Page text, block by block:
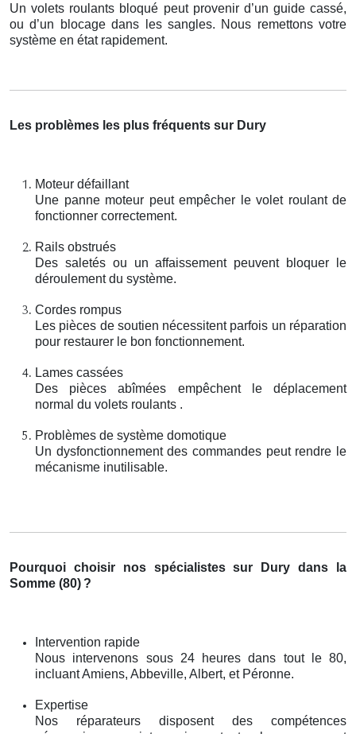
Un volets roulants bloqué peut provenir d’un guide cassé,
ou d’un blocage dans les sangles. Nous remettons votre
système en état rapidement.
Les problèmes les plus fréquents sur Dury
Moteur défaillant
Une panne moteur peut empêcher le volet roulant de
fonctionner correctement.
Rails obstrués
Des saletés ou un affaissement peuvent bloquer le
déroulement du système.
Cordes rompus
Les pièces de soutien nécessitent parfois un réparation
pour restaurer le bon fonctionnement.
Lames cassées
Des pièces abîmées empêchent le déplacement
normal du volets roulants .
Problèmes de système domotique
Un dysfonctionnement des commandes peut rendre le
mécanisme inutilisable.
Pourquoi choisir nos spécialistes sur Dury dans la
Somme (80) ?
Intervention rapide
Nous intervenons sous 24 heures dans tout le 80,
incluant Amiens, Abbeville, Albert, et Péronne.
Expertise
Nos réparateurs disposent des compétences